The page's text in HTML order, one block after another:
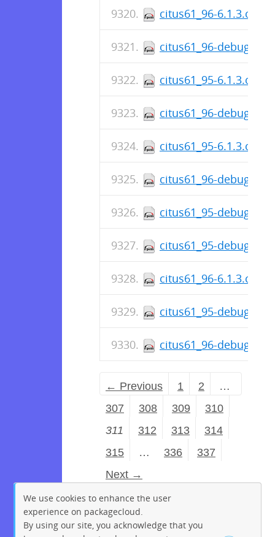
citus61_96-
citus61_96-
citus61_95-
citus61_96-
citus61_95-
citus61_96-
citus61_95-
citus61_95-
citus61_96-
citus61_95-
citus61_96-
← Previous 1 2
…
307
308 309
310
311
312 313
314
315
… 336
337
Next →
We use cookies to enhance the user
experience on packagecloud.
By using our site, you acknowledge that you